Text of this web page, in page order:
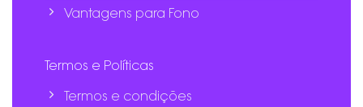
Vantagens para Fono
Termos e Políticas
Termos e condições